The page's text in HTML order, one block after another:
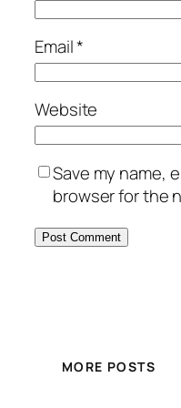
Email*
Website
Save my name,
browser for the
MORE POSTS